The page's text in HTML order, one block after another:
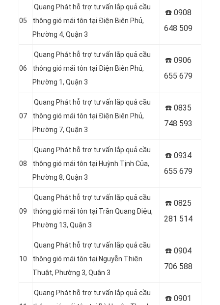
05
Quang Phát hỗ trợ tư vấn lắp quả cầu
thông gió mái tôn tại Điện Biên Phủ,
Phường 4, Quận 3
☎️ 0908
648 509
06
Quang Phát hỗ trợ tư vấn lắp quả cầu
thông gió mái tôn tại Điện Biên Phủ,
Phường 1, Quận 3
☎️ 0906
655 679
07
Quang Phát hỗ trợ tư vấn lắp quả cầu
thông gió mái tôn tại Điện Biên Phủ,
Phường 7, Quận 3
☎️ 0835
748 593
08
Quang Phát hỗ trợ tư vấn lắp quả cầu
thông gió mái tôn tại Huỳnh Tịnh Của,
Phường 8, Quận 3
☎️ 0934
655 679
09
Quang Phát hỗ trợ tư vấn lắp quả cầu
thông gió mái tôn tại Trần Quang Diệu,
Phường 13, Quận 3
☎️ 0825
281 514
10
Quang Phát hỗ trợ tư vấn lắp quả cầu
thông gió mái tôn tại Nguyễn Thiện
Thuật, Phường 3, Quận 3
☎️ 0904
706 588
Quang Phát hỗ trợ tư vấn lắp quả cầu
☎️ 0901